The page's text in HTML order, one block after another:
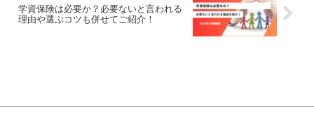
学資保険は必要か？必要ないと言われる
理由や選ぶコツも併せてご紹介！